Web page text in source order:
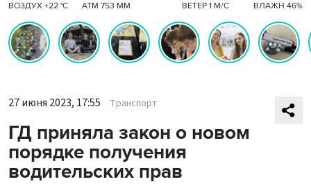
ВОЗДУХ +22 °C АТМ 753 ММ ВЕТЕР 1 М/С ВЛАЖН 46%
27 июня 2023, 17:55 Транспорт
ГД приняла закон о новом
порядке получения
водительских прав